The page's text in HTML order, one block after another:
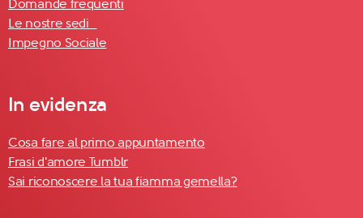
Domande frequenti
Le nostre sedi
Impegno Sociale
In evidenza
Cosa fare al primo appuntamento
Frasi d'amore Tumblr
Sai riconoscere la tua fiamma gemella?